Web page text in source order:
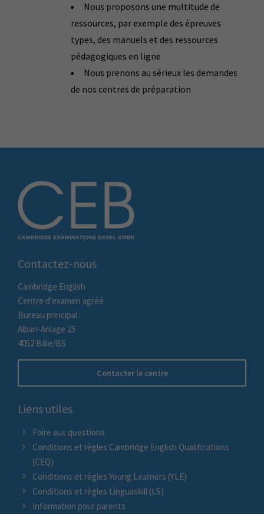
Nous proposons une multitude de
ressources, par exemple des épreuves
types, des manuels et des ressources
pédagogiques en ligne
Nous prenons au sérieux les demandes
de nos centres de préparation
Contactez-nous
Cambridge English
Centre d'examen agréé
Bureau principal :
Alban-Anlage 25
4052 Bâle/BS
Contacter le centre
Liens utiles
Foire aux questions
Conditions et règles Cambridge English Qualifications
(CEQ)
Conditions et règles Young Learners (YLE)
Conditions et règles Linguaskill (LS)
Information pour parents